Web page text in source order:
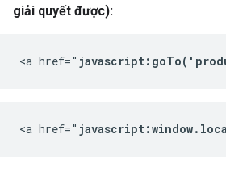
giải quyết được):
<a href="
<a href="